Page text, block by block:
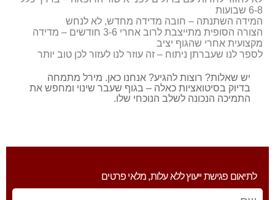
6-8 שבועות
המידה השתנתה – חובה מדידה מחדש, לא לנחש
הצורה הסופית מתייצבת לרוב אחרי 3-6 חודשים – מדידה
מקצועית אחרי שהגוף יציב
לספר לנו שעברתן ניתוח – זה עוזר לנו לעזור לכן טוב יותר
יש שאלות? רוצות להגיע? אנחנו כאן. מירל מתמחה
בדיוק בסיטואציות כאלה – בגוף שעבר שינוי ומחפש את
התמיכה הנכונה לשלב הנוכחי שלו.
לתיאום פגישת ייעוץ ללא עלות, מלאי פרטים